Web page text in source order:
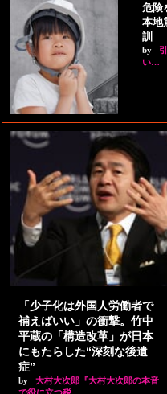
危険
本地
訓
by
い…
「少子化は外国人労働者で
補えばいい」の衝撃。竹中
平蔵の「構造改革」が日本
にもたらした“深刻な後遺
症”
by
大村大次郎『大村大次郎の本音
で役に立つ税…